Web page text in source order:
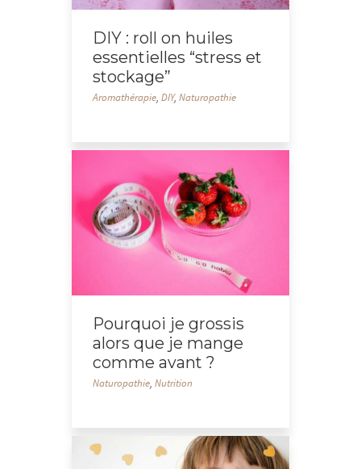
DIY : roll on huiles
essentielles “stress et
stockage”
Aromathérapie,DIY,Naturopathie
Pourquoi je grossis
alors que je mange
comme avant ?
Naturopathie,Nutrition